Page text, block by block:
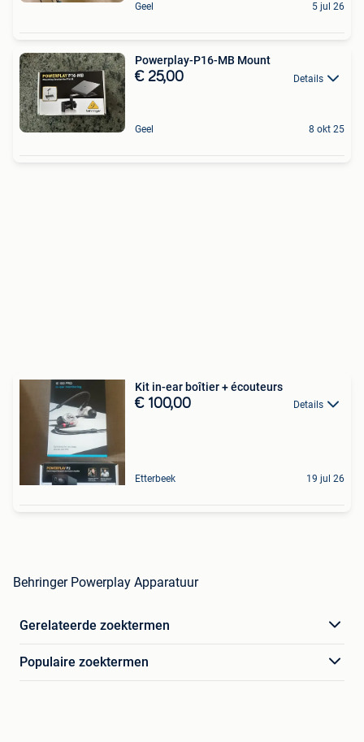
Geel 5 jul 26
Powerplay-P16-MB Mount
€ 25,00 Details
Geel 8 okt 25
Kit in-ear boîtier + écouteurs
€ 100,00 Details
Etterbeek 19 jul 26
Behringer Powerplay Apparatuur
Gerelateerde zoektermen
Populaire zoektermen